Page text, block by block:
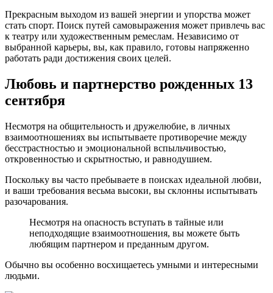
Прекрасным выходом из вашей энергии и упорства может
стать спорт. Поиск путей самовыражения может привлечь вас
к театру или художественным ремеслам. Независимо от
выбранной карьеры, вы, как правило, готовы напряженно
работать ради достижения своих целей.
Любовь и партнерство рожденных 13
сентября
Несмотря на общительность и дружелюбие, в личных
взаимоотношениях вы испытываете противоречие между
бесстрастностью и эмоциональной вспыльчивостью,
откровенностью и скрытностью, и равнодушием.
Поскольку вы часто пребываете в поисках идеальной любви,
и ваши требования весьма высоки, вы склонны испытывать
разочарования.
Несмотря на опасность вступать в тайные или
неподходящие взаимоотношения, вы можете быть
любящим партнером и преданным другом.
Обычно вы особенно восхищаетесь умными и интересными
людьми.